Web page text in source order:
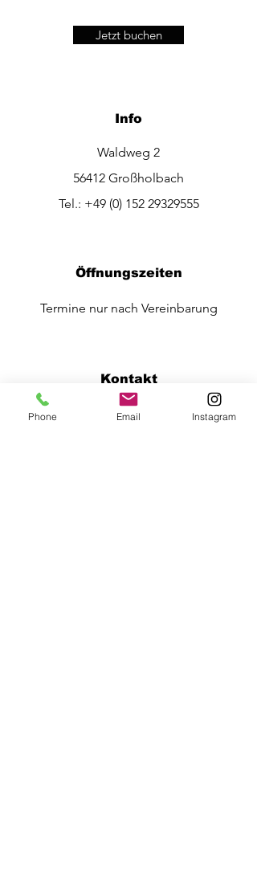
Jetzt buchen
Info
Waldweg 2
56412 Großholbach
Tel.: +49 (0) 152 29329555
Öffnungszeiten
Termine nur nach Vereinbarung
Kontakt
Phone Email Instagram